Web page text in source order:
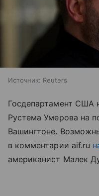
Источник: Reuters
Госдепартамент США
Рустема Умерова на
Вашингтоне.
в комментарии aif.ru
американист Малек